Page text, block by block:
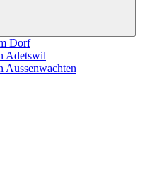
Dorf
Adetswil
Aussenwachten